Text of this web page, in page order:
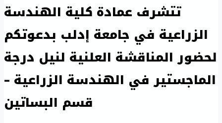
تتشرف عمادة كلية الهندسة
الزراعية في جامعة إدلب بدعوتكم
لحضور المناقشة العلنية لنيل درجة
الماجستير في الهندسة الزراعية –
قسم البساتين